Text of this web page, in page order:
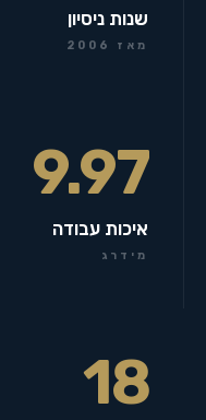
שנות ניסיון
מאז 2006
9.97
איכות עבודה
מידרג
18